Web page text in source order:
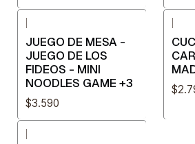
JUEGO DE MESA -
JUEGO DE LOS
FIDEOS - MINI
NOODLES GAME +3
$3.590